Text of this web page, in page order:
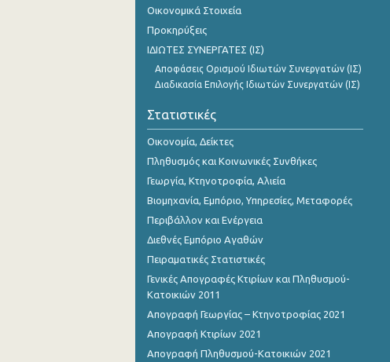
Νοεμβρίου 2023
Οκτωβρίου 2023
Σεπτεμβρίου 2023
Ιουλίου 2023
Ιουνίου 2023
Μαΐου 2023
Απριλίου 2023
Μαρτίου 2023
Ιανουαρίου 2023
Δεκεμβρίου 2022
Νοεμβρίου 2022
Οικονομικά Στοιχεία
Προκηρύξεις
ΙΔΙΩΤΕΣ ΣΥΝΕΡΓΑΤΕΣ (ΙΣ)
Αποφάσεις Ορισμού Ιδιωτών Συνεργατών (ΙΣ)
Διαδικασία Επιλογής Ιδιωτών Συνεργατών (ΙΣ)
Στατιστικές
Οικονομία, Δείκτες
Πληθυσμός και Κοινωνικές Συνθήκες
Γεωργία, Κτηνοτροφία, Αλιεία
Βιομηχανία, Εμπόριο, Υπηρεσίες, Μεταφορές
Περιβάλλον και Ενέργεια
Διεθνές Εμπόριο Αγαθών
Πειραματικές Στατιστικές
Γενικές Απογραφές Κτιρίων και Πληθυσμού-
Κατοικιών 2011
Απογραφή Γεωργίας – Κτηνοτροφίας 2021
Απογραφή Κτιρίων 2021
Απογραφή Πληθυσμού-Κατοικιών 2021